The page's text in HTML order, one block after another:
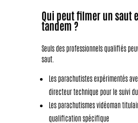
Qui peut filmer un saut
tandem ?
Seuls des professionnels qualifiés
saut.
Les parachutistes expérimentés
directeur technique pour le suivi
Les parachutismes vidéoman
qualification spécifique